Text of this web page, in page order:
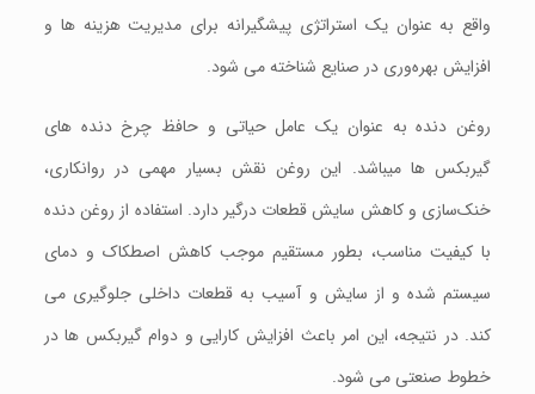
واقع به عنوان یک استراتژی پیشگیرانه برای مدیریت هزینه‌ ها و
افزایش بهره‌وری در صنایع شناخته می‌ شود.
روغن دنده به عنوان یک عامل حیاتی و حافظ چرخ دنده های
گیربکس ها میباشد. این روغن نقش بسیار مهمی در روانکاری،
خنک‌سازی و کاهش سایش قطعات درگیر دارد. استفاده از روغن دنده
با کیفیت مناسب، بطور مستقیم موجب کاهش اصطکاک و دمای
سیستم شده و از سایش و آسیب به قطعات داخلی جلوگیری می‌
کند. در نتیجه، این امر باعث افزایش کارایی و دوام گیربکس ها در
خطوط صنعتی می‌ شود.